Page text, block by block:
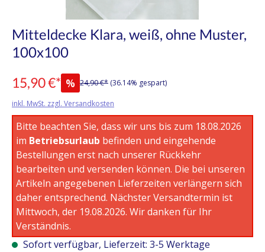
Mitteldecke Klara, weiß, ohne Muster,
100x100
15,90 €* % 24,90 €* (36.14% gespart)
inkl. MwSt. zzgl. Versandkosten
Bitte beachten Sie, dass wir uns bis zum 18.08.2026
im Betriebsurlaub befinden und eingehende
Bestellungen erst nach unserer Rückkehr
bearbeiten und versenden können. Die bei unseren
Artikeln angegebenen Lieferzeiten verlängern sich
daher entsprechend. Nächster Versandtermin ist
Mittwoch, der 19.08.2026. Wir danken für Ihr
Verständnis.
Sofort verfügbar, Lieferzeit: 3-5 Werktage